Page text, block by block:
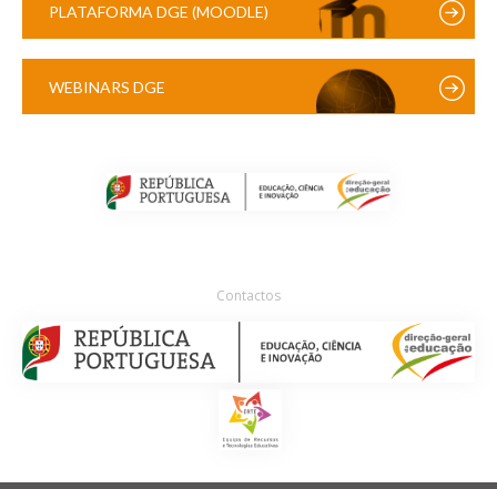
PLATAFORMA DGE (MOODLE)
WEBINARS DGE
Contactos